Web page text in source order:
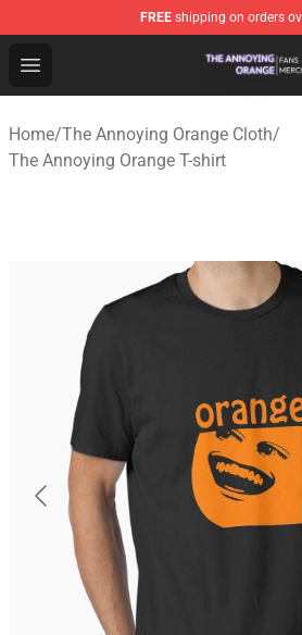
FREE shipping on orders
Open menu
The Annoying Orange Shop -
Home/The Annoying Orange Cloth/
The Annoying Orange T-shirt